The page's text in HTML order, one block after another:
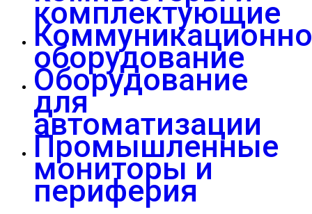
комплектующие
оборудование
Оборудование
для
автоматизации
Промышленные
мониторы и
периферия